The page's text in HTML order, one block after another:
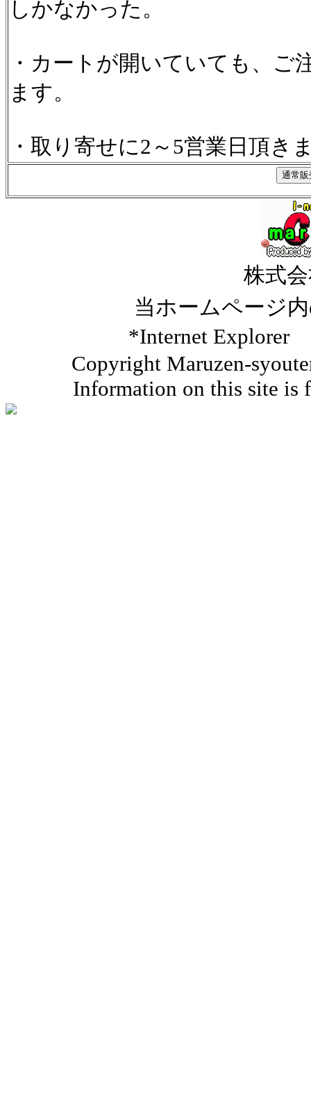
しかなかった。
・カートが開いていても、ご
ます。
・取り寄せに2～5営業日頂き
株式
当ホームページ
*Internet Explorer
Copyright Maruzen-
Information on this site is